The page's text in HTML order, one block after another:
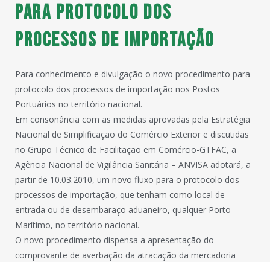
para protocolo dos
processos de importação
Para conhecimento e divulgação o novo procedimento para
protocolo dos processos de importação nos Postos
Portuários no território nacional.
Em consonância com as medidas aprovadas pela Estratégia
Nacional de Simplificação do Comércio Exterior e discutidas
no Grupo Técnico de Facilitação em Comércio-GTFAC, a
Agência Nacional de Vigilância Sanitária – ANVISA adotará, a
partir de 10.03.2010, um novo fluxo para o protocolo dos
processos de importação, que tenham como local de
entrada ou de desembaraço aduaneiro, qualquer Porto
Marítimo, no território nacional.
O novo procedimento dispensa a apresentação do
comprovante de averbação da atracação da mercadoria